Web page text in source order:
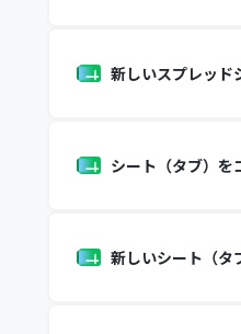
新しいスプレッド
シート（タブ）を
新しいシート（タ